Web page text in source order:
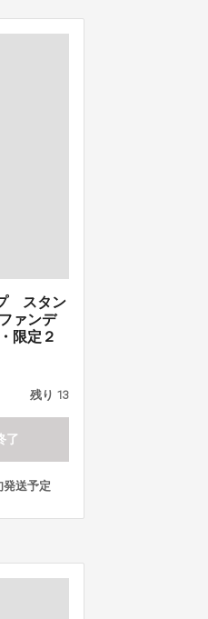
スタン
ァンデ
限定２
残り 13
了
発送予定